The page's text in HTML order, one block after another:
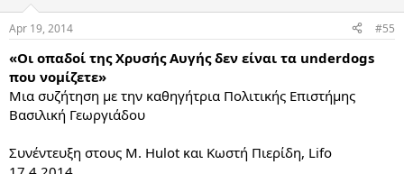
Apr 19, 2014 #55
«Οι οπαδοί της Χρυσής Αυγής δεν είναι τα underdogs
που νομίζετε»
Μια συζήτηση με την καθηγήτρια Πολιτικής Επιστήμης
Βασιλική Γεωργιάδου
Συνέντευξη στους M. Hulot και Κωστή Πιερίδη, Lifo